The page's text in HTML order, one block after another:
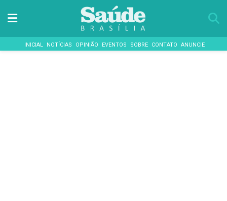
INICIAL NOTÍCIAS OPINIÃO EVENTOS SOBRE CONTATO ANUNCIE